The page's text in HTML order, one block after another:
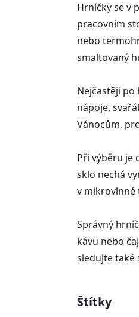
Hrníčky se v
pracovním
nebo
smaltovaný
Nejčastěji
nápoje,
Vánocům,
Při výběru je
sklo nechá
v mikrovlnné
Správný
kávu nebo
sledujte také
Štítky